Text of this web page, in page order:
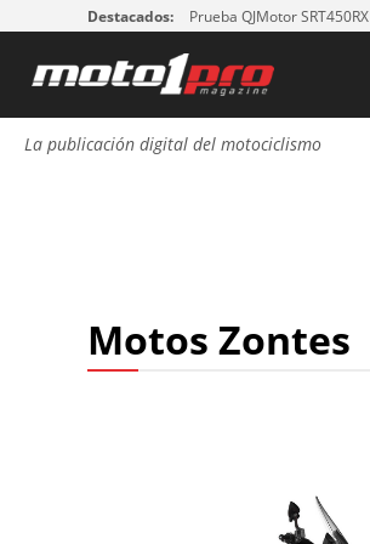
Destacados: Prueba QJMotor SRT450RX
La publicación digital del motociclismo
Motos Zontes